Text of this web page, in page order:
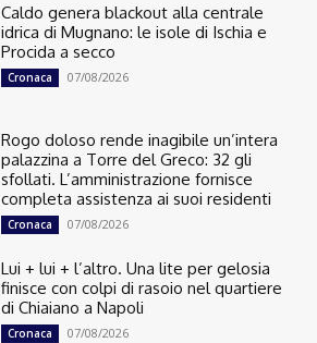
Caldo genera blackout alla centrale
idrica di Mugnano: le isole di Ischia e
Procida a secco
Cronaca 07/08/2026
Rogo doloso rende inagibile un’intera
palazzina a Torre del Greco: 32 gli
sfollati. L’amministrazione fornisce
completa assistenza ai suoi residenti
Cronaca 07/08/2026
Lui + lui + l’altro. Una lite per gelosia
finisce con colpi di rasoio nel quartiere
di Chiaiano a Napoli
Cronaca 07/08/2026